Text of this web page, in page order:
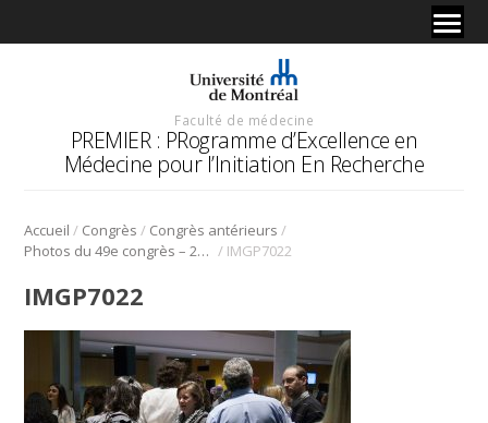
Faculté de médecine
PREMIER : PRogramme d’Excellence en
Médecine pour l’Initiation En Recherche
Accueil / Congrès / Congrès antérieurs /
Photos du 49e congrès – 2016 / IMGP7022
IMGP7022